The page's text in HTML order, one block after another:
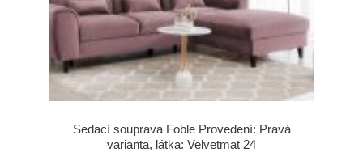
Sedací souprava Foble Provedení: Pravá
varianta, látka: Velvetmat 24